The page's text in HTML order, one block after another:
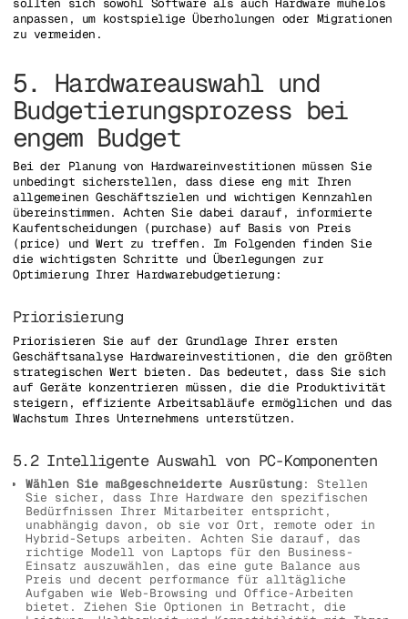
sollten sich sowohl Software als auch Hardware mühelos
anpassen, um kostspielige Überholungen oder Migrationen
zu vermeiden.
5. Hardwareauswahl und
Budgetierungsprozess bei
engem Budget
Bei der Planung von Hardwareinvestitionen müssen Sie
unbedingt sicherstellen, dass diese eng mit Ihren
allgemeinen Geschäftszielen und wichtigen Kennzahlen
übereinstimmen. Achten Sie dabei darauf, informierte
Kaufentscheidungen (purchase) auf Basis von Preis
(price) und Wert zu treffen. Im Folgenden finden Sie
die wichtigsten Schritte und Überlegungen zur
Optimierung Ihrer Hardwarebudgetierung:
Priorisierung
Priorisieren Sie auf der Grundlage Ihrer ersten
Geschäftsanalyse Hardwareinvestitionen, die den größten
strategischen Wert bieten. Das bedeutet, dass Sie sich
auf Geräte konzentrieren müssen, die die Produktivität
steigern, effiziente Arbeitsabläufe ermöglichen und das
Wachstum Ihres Unternehmens unterstützen.
5.2 Intelligente Auswahl von PC-Komponenten
Wählen Sie maßgeschneiderte Ausrüstung: Stellen
Sie sicher, dass Ihre Hardware den spezifischen
Bedürfnissen Ihrer Mitarbeiter entspricht,
unabhängig davon, ob sie vor Ort, remote oder in
Hybrid-Setups arbeiten. Achten Sie darauf, das
richtige Modell von Laptops für den Business-
Einsatz auszuwählen, das eine gute Balance aus
Preis und decent performance für alltägliche
Aufgaben wie Web-Browsing und Office-Arbeiten
bietet. Ziehen Sie Optionen in Betracht, die